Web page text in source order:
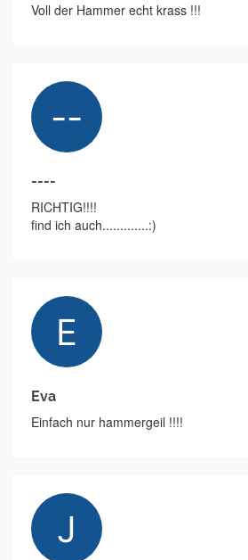
Voll der Hammer echt krass !!!
----
RICHTIG!!!!
find ich auch.............:)
Eva
Einfach nur hammergeil !!!!